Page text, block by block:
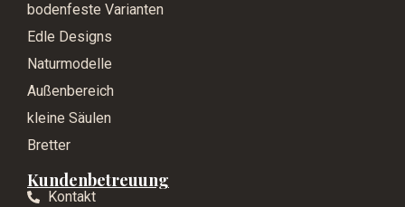
bodenfeste Varianten
Edle Designs
Naturmodelle
Außenbereich
kleine Säulen
Bretter
Kundenbetreuung
Kontakt